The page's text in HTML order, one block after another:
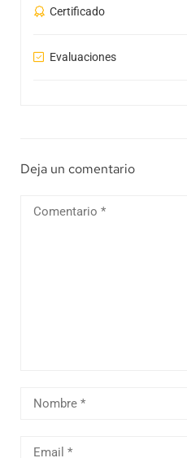
Certificado
Evaluaciones
Deja un comentario